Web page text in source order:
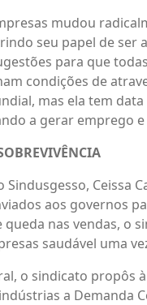
mudou
seu papel de ser
para que
condições de
mas ela tem
a gerar emprego e
Sindusgesso, Ceissa
aos governos
queda nas vendas, o
saudável uma
o sindicato propôs
a Demanda